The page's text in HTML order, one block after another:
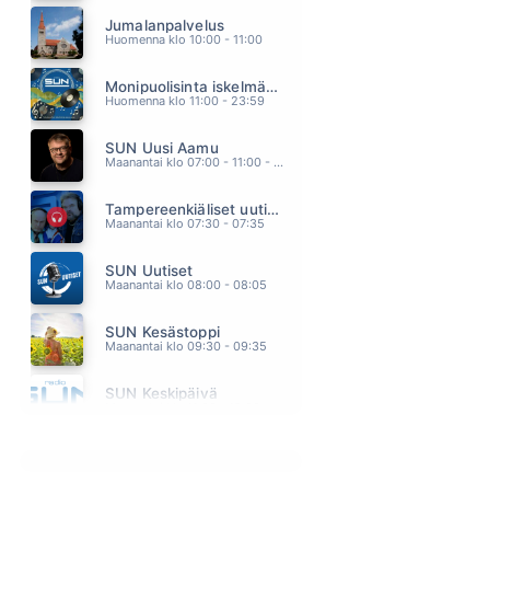
PORTION BOYS
15.50
DIRE STRAITS
15.38
DINGO
15.33
KATRI HELENA
15.29
TAUSKI JA MILLER HELENA
15.18
EDU KETTUNEN
15.14
SOUVARIT
Jumalanpalvelus
Huomenna klo 10:00 - 11:00
Monipuolisinta iskelmää ja parasta poppia
Huomenna klo 11:00 - 23:59
SUN Uusi Aamu
Maanantai klo 07:00 - 11:00 - Studiossa: Kimmo Hoivassilta
Tampereenkiäliset uutiset
Maanantai klo 07:30 - 07:35
SUN Uutiset
Maanantai klo 08:00 - 08:05
SUN Kesästoppi
Maanantai klo 09:30 - 09:35
SUN Keskipäivä